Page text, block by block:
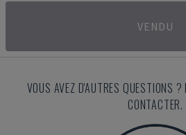
VENDU
VOUS AVEZ D'AUTRES QUESTIONS
CONTACTER.